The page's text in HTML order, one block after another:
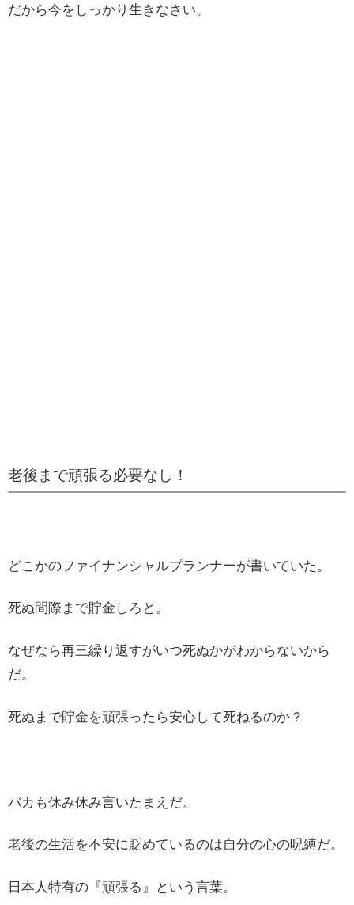
だから今をしっかり生きなさい。
老後まで頑張る必要なし！
どこかのファイナンシャルプランナーが書いていた。
死ぬ間際まで貯金しろと。
なぜなら再三繰り返すがいつ死ぬかがわからないから
だ。
死ぬまで貯金を頑張ったら安心して死ねるのか？
バカも休み休み言いたまえだ。
老後の生活を不安に貶めているのは自分の心の呪縛だ。
日本人特有の『頑張る』という言葉。